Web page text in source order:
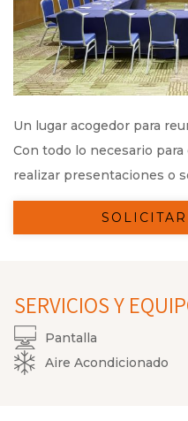
Un lugar acogedor para
Con todo lo necesario
realizar presentaciones o
SERVICIOS Y
Pantalla
Aire Acondicionado